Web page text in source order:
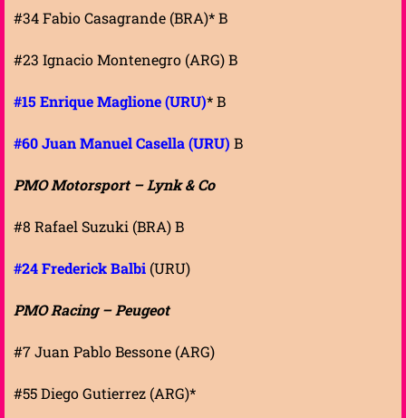
#34 Fabio Casagrande (BRA)* B
#23 Ignacio Montenegro (ARG) B
#15 Enrique Maglione (URU)* B
#60 Juan Manuel Casella (URU) B
PMO Motorsport – Lynk & Co
#8 Rafael Suzuki (BRA) B
#24 Frederick Balbi (URU)
PMO Racing – Peugeot
#7 Juan Pablo Bessone (ARG)
#55 Diego Gutierrez (ARG)*